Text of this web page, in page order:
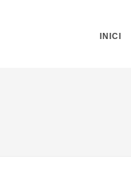
INICI